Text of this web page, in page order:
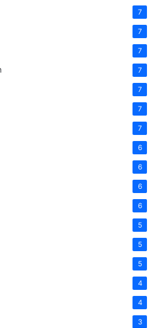
7
7
7
7
7
7
7
6
6
6
6
5
5
5
4
4
3